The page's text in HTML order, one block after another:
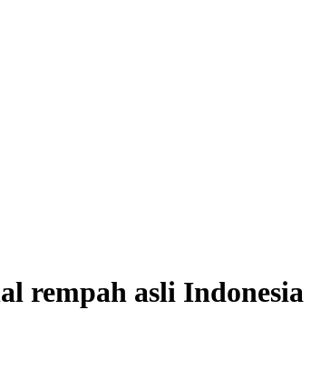
rempah asli Indonesia